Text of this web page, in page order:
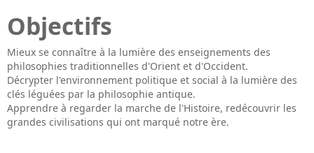
Objectifs
Mieux se connaître à la lumière des enseignements des
philosophies traditionnelles d'Orient et d'Occident.
Décrypter l'environnement politique et social à la lumière des
clés léguées par la philosophie antique.
Apprendre à regarder la marche de l'Histoire, redécouvrir les
grandes civilisations qui ont marqué notre ère.